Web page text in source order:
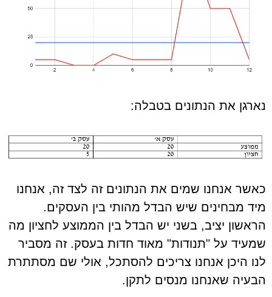
נארגן את הנתונים בטבלה:
כאשר אנחנו שמים את הנתונים זה לצד זה, אנחנו
מיד מבחינים שיש הבדל מהותי בין העסקים.
הראשון יציב, בשני יש הבדל בין הממוצע לחציון מה
שמעיד על "תנודות" מאוד חדות בעסק. זה מסביר
לנו היכן אנחנו צריכים להסתכל, אולי שם מסתתרת
הבעיה שאנחנו מנסים לתקן.